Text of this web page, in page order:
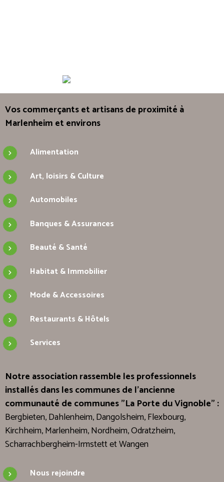
Vos commerçants et artisans de proximité à
Marlenheim et environs
Alimentation
Art, loisirs & Culture
Automobiles
Banques & Assurances
Beauté & Santé
Habitat & Immobilier
Mode & Accessoires
Restaurants & Hôtels
Services
Notre association rassemble les professionnels
installés dans les communes de l'ancienne
communauté de communes "La Porte du Vignoble" :
Bergbieten, Dahlenheim, Dangolsheim, Flexbourg,
Kirchheim, Marlenheim, Nordheim, Odratzheim,
Scharrachbergheim-Irmstett et Wangen
Nous rejoindre